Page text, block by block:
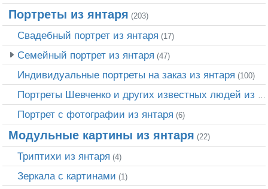
Портреты из янтаря (203)
Свадебный портрет из янтаря (17)
Семейный портрет из янтаря (47)
Индивидуальные портреты на заказ из янтаря (100)
Портрет c фотографии из янтаря (6)
Модульные картины из янтаря (22)
Триптихи из янтаря (4)
Зеркала с картинами (1)